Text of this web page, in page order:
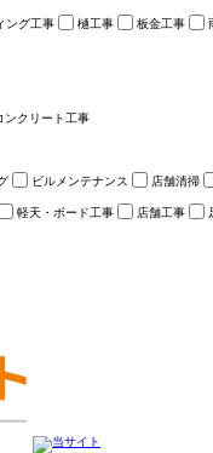
ング工事 樋工事 板金工事
ンクリート工事
ビルメンテナンス 店舗清掃
軽天・ボード工事 店舗工事